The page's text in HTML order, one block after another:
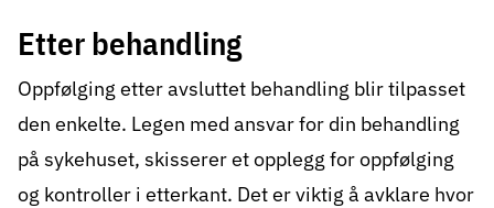
Etter behandling
Oppfølging etter avsluttet behandling blir tilpasset
den enkelte. Legen med ansvar for din behandling
på sykehuset, skisserer et opplegg for oppfølging
og kontroller i etterkant. Det er viktig å avklare hvor